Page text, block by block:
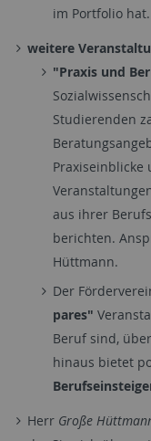
im Portfolio hat.
weitere
"Praxis und
Studierenden
Praxiseinblicke
aus ihrer
berichten.
Hüttmann.
Der
pares"
Beruf sind,
hinaus bietet
Herr Große